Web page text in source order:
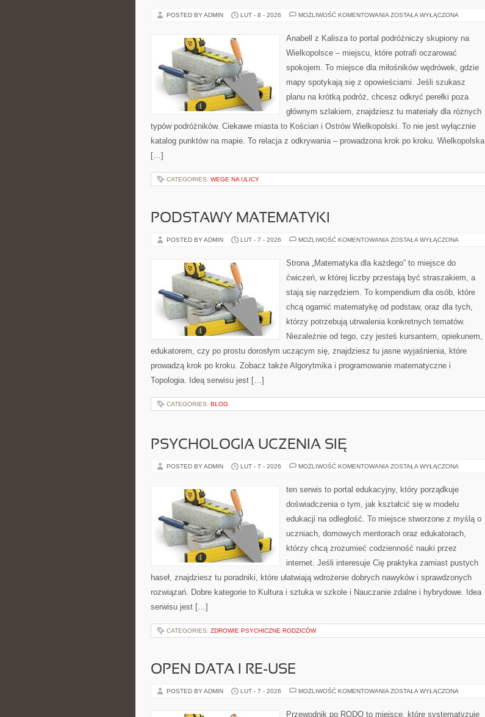
POSTED BY ADMIN LUT - 8 - 2026 MOŻLIWOŚĆ KOMENTOWANIA WRZEŚNIA
ZOSTAŁA WYŁĄCZONA
Anabell z Kalisza to portal podróżniczy skupiony na
Wielkopolsce – miejscu, które potrafi oczarować
spokojem. To miejsce dla miłośników wędrówek, gdzie
mapy spotykają się z opowieściami. Jeśli szukasz
planu na krótką podróż, chcesz odkryć perełki poza
głównym szlakiem, znajdziesz tu materiały dla różnych
typów podróżników. Ciekawe miasta to Kościan i Ostrów Wielkopolski. To nie jest wyłącznie
katalog punktów na mapie. To relacja z odkrywania – prowadzona krok po kroku. Wielkopolska
[…]
CATEGORIES: WEGE NA ULICY
PODSTAWY MATEMATYKI
POSTED BY ADMIN LUT - 7 - 2026 MOŻLIWOŚĆ KOMENTOWANIA PODSTAWY
ZOSTAŁA WYŁĄCZONA
Strona „Matematyka dla każdego” to miejsce do
ćwiczeń, w której liczby przestają być straszakiem, a
stają się narzędziem. To kompendium dla osób, które
chcą ogarnić matematykę od podstaw, oraz dla tych,
którzy potrzebują utrwalenia konkretnych tematów.
Niezależnie od tego, czy jesteś kursantem, opiekunem,
edukatorem, czy po prostu dorosłym uczącym się, znajdziesz tu jasne wyjaśnienia, które
prowadzą krok po kroku. Zobacz także Algorytmika i programowanie matematyczne i
Topologia. Ideą serwisu jest […]
CATEGORIES: BLOG
PSYCHOLOGIA UCZENIA SIĘ
POSTED BY ADMIN LUT - 7 - 2026 MOŻLIWOŚĆ KOMENTOWANIA PSYCHOLOGIA
ZOSTAŁA WYŁĄCZONA
ten serwis to portal edukacyjny, który porządkuje
doświadczenia o tym, jak kształcić się w modelu
edukacji na odległość. To miejsce stworzone z myślą o
uczniach, domowych mentorach oraz edukatorach,
którzy chcą zrozumieć codzienność nauki przez
internet. Jeśli interesuje Cię praktyka zamiast pustych
haseł, znajdziesz tu poradniki, które ułatwiają wdrożenie dobrych nawyków i sprawdzonych
rozwiązań. Dobre kategorie to Kultura i sztuka w szkole i Nauczanie zdalne i hybrydowe. Idea
serwisu jest […]
CATEGORIES: ZDROWIE PSYCHICZNE RODZICÓW
OPEN DATA I RE-USE
POSTED BY ADMIN LUT - 7 - 2026 MOŻLIWOŚĆ KOMENTOWANIA OPEN
ZOSTAŁA WYŁĄCZONA
Przewodnik po RODO to miejsce, które systematyzuje